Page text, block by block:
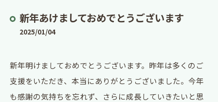
新年あけましておめでとうございます
2025/01/04
新年明けましておめでとうございます。昨年は多くのご
支援をいただき、本当にありがとうございました。今年
も感謝の気持ちを忘れず、さらに成長していきたいと思